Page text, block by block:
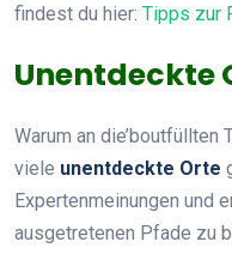
findest du hier: Tipps zur
Unentdeckte
Warum an
viele unentdeckte Orte
Expertenmeinungen und
ausgetretenen Pfade zu